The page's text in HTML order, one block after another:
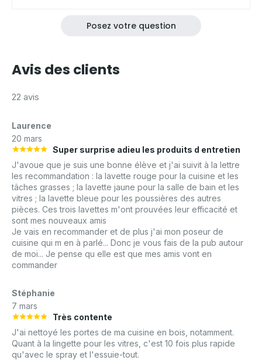
Posez votre question
Avis des clients
22 avis
Laurence
20 mars
Super surprise adieu les produits d entretien
J'avoue que je suis une bonne élève et j'ai suivit à la lettre
les recommandation : la lavette rouge pour la cuisine et les
tâches grasses ; la lavette jaune pour la salle de bain et les
vitres ; la lavette bleue pour les poussières des autres
pièces. Ces trois lavettes m'ont prouvées leur efficacité et
sont mes nouveaux amis
Je vais en recommander et de plus j'ai mon poseur de
cuisine qui m en à parlé... Donc je vous fais de la pub autour
de moi... Je pense qu elle est que mes amis vont en
commander
Stéphanie
7 mars
Très contente
J'ai nettoyé les portes de ma cuisine en bois, notamment.
Quant à la lingette pour les vitres, c'est 10 fois plus rapide
qu'avec le spray et l'essuie-tout.